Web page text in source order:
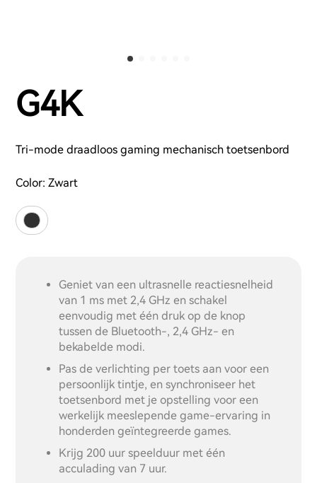
G4K
Tri-mode draadloos gaming mechanisch toetsenbord
Color: Zwart
Geniet van een ultrasnelle reactiesnelheid
van 1 ms met 2,4 GHz en schakel
eenvoudig met één druk op de knop
tussen de Bluetooth-, 2,4 GHz- en
bekabelde modi.
Pas de verlichting per toets aan voor een
persoonlijk tintje, en synchroniseer het
toetsenbord met je opstelling voor een
werkelijk meeslepende game-ervaring in
honderden geïntegreerde games.
Krijg 200 uur speelduur met één
acculading van 7 uur.